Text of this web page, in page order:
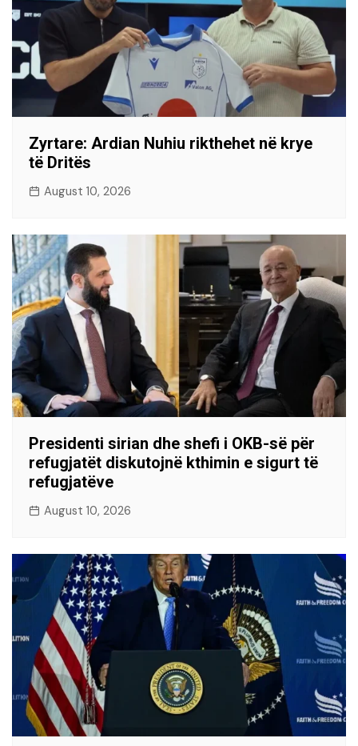
Zyrtare: Ardian Nuhiu rikthehet në krye
të Dritës
August 10, 2026
Presidenti sirian dhe shefi i OKB-së për
refugjatët diskutojnë kthimin e sigurt të
refugjatëve
August 10, 2026